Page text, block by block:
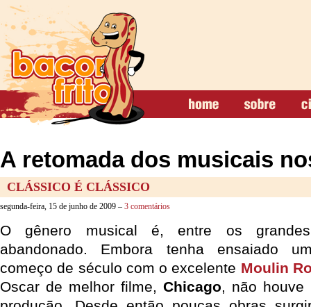
A retomada dos musicais
CLÁSSICO É CLÁSSICO
segunda-feira, 15 de junho de 2009 – 3 comentários
O gênero musical é, entre os
abandonado. Embora tenha ensaiado
começo de século com o excelente Moulin
Oscar de melhor filme, Chicago, não houve